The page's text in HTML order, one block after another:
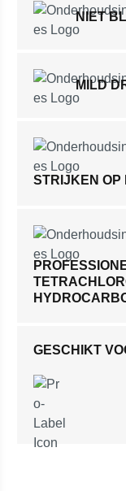
NIET
MILD
STRIJKEN OP
GESCHIKT